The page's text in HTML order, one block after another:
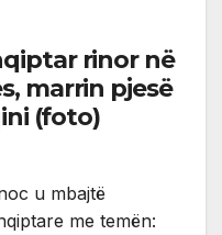
rinor në
marrin pjesë
(foto)
u mbajtë
me temën: